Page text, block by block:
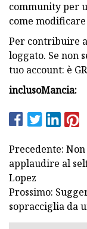
community per
come
Per contribuire
loggato. Se non
tuo account: è
inclusoMancia:
Precedente:
applaudire al
Lopez
Prossimo:
sopracciglia da